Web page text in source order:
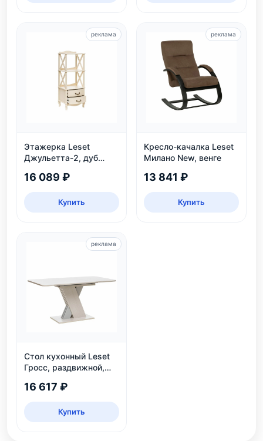
Этажерка Leset
Джульетта-2, дуб
16 089 ₽
Купить
реклама
Кресло-качалка Leset
Милано New, венге
13 841 ₽
Купить
реклама
Стол кухонный Leset
Гросс, раздвижной,
16 617 ₽
Купить
реклама